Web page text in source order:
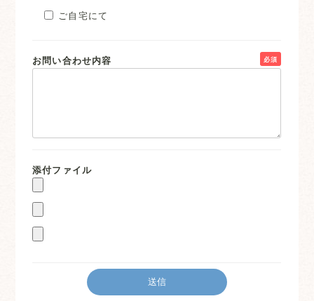
ご自宅にて
お問い合わせ内容 必須
添付ファイル